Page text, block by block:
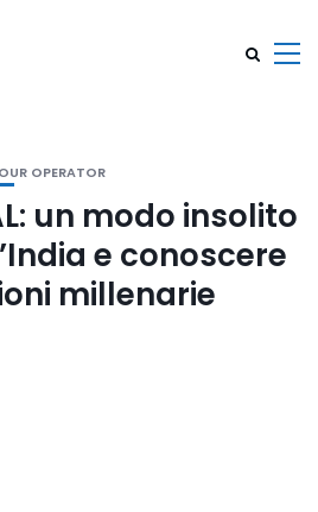
OPERATOR
un modo insolito
e conoscere
millenarie